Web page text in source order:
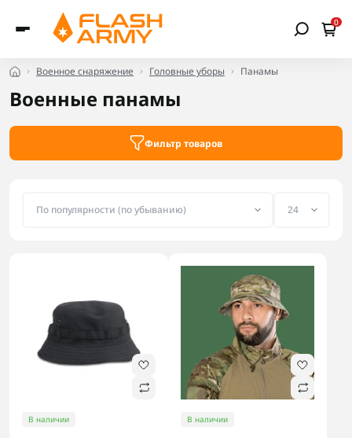
0
Военное снаряжение Головные уборы Панамы
Военные панамы
Фильтр товаров
В наличии В наличии